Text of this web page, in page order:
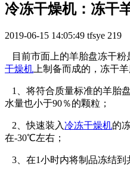
冷冻干燥机：冻干
2019-06-15 14:05:49 tfsye 219
目前市面上的羊胎盘冻干粉
干燥机 上制备而成的，冻干
1、将符合质量标准的羊胎
水量也小于90％的颗粒；
2、快速装入冷冻干燥机的
在-30℃左右；
3、在1小时内将制品冻结到